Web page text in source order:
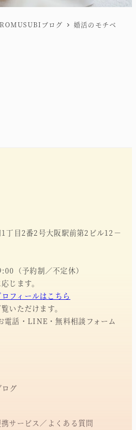
ブログ
婚活のモチベ
丁目2番2号大阪駅前第2ビル12－
（予約制／不定休）
じます。
フィールはこちら
いただけます。
電話・LINE・無料相談フォーム
グ
サービス／よくある質問